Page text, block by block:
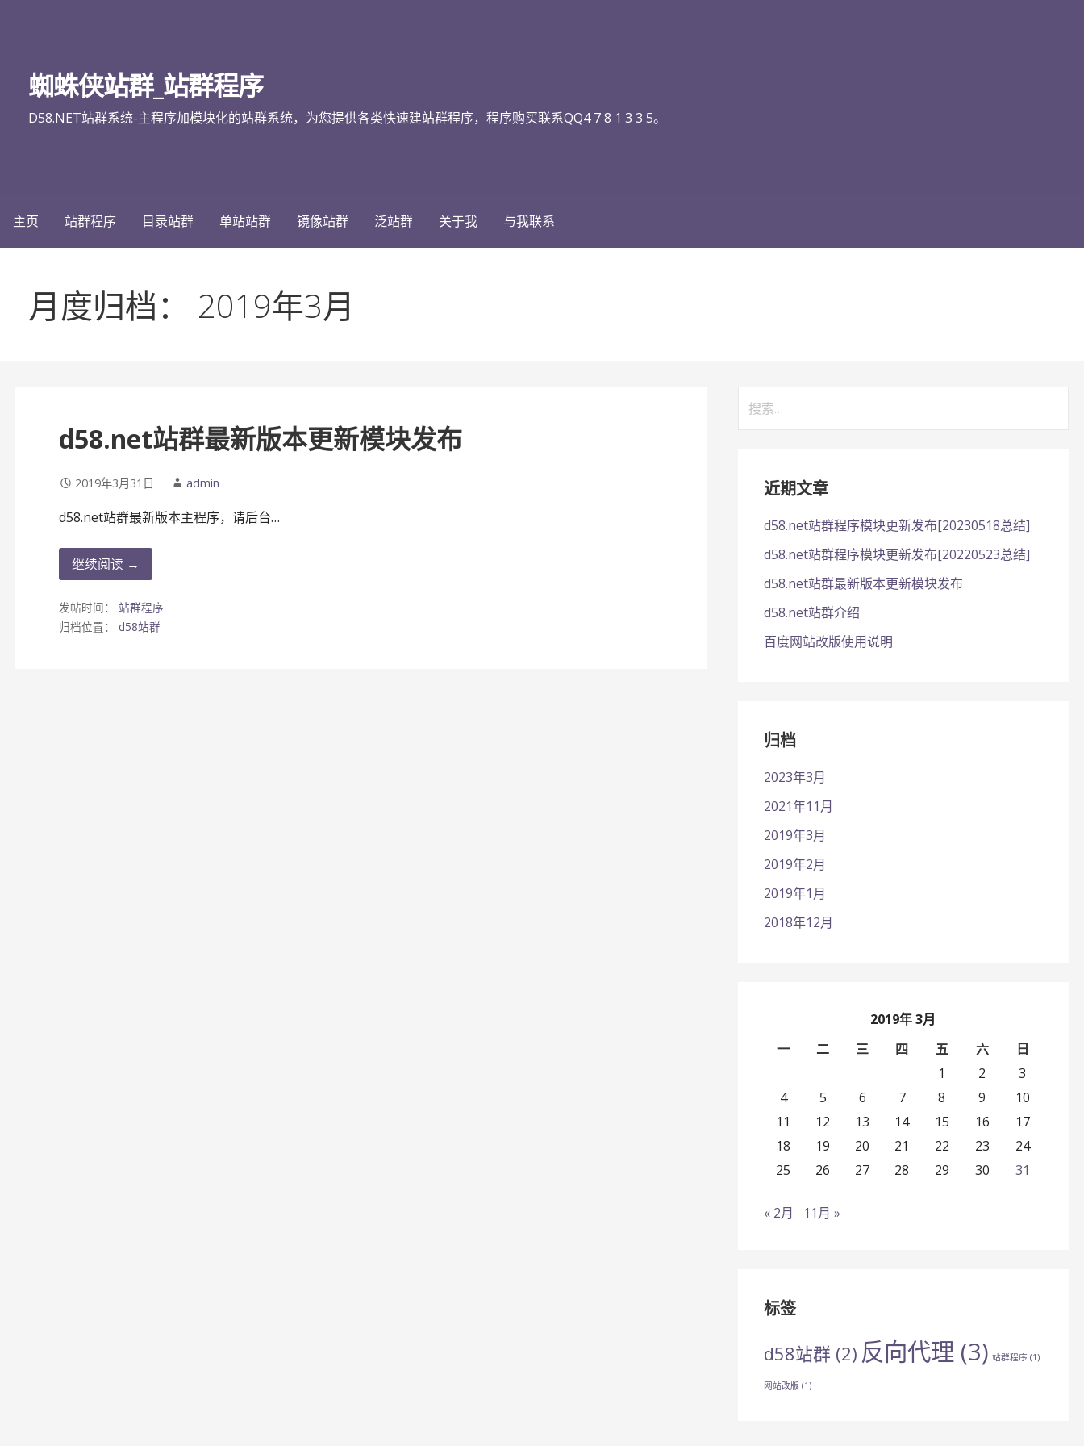
蜘蛛侠站群_站群程序
D58.NET站群系统-主程序加模块化的站群系统，为您提供各类快速建站群程序，程序购买联系QQ4 7 8 1 3 3 5。
主页 站群程序 目录站群 单站站群 镜像站群 泛站群 关于我 与我联系
月度归档： 2019年3月
d58.net站群最新版本更新模块发布
2019年3月31日 admin
d58.net站群最新版本主程序，请后台…
继续阅读 →
发帖时间： 站群程序
归档位置： d58站群
索：
近期文章
d58.net站群程序模块更新发布[20230518总结]
d58.net站群程序模块更新发布[20220523总结]
d58.net站群最新版本更新模块发布
d58.net站群介绍
百度网站改版使用说明
归档
2023年3月
2021年11月
2019年3月
2019年2月
2019年1月
2018年12月
2019年 3月
一
二 三 四 五 六
日
1
2
3
4
5 6 7 8 9
10
11
12 13 14 15 16
17
18
19 20 21 22 23
24
25
26 27 28 29 30 31
« 2月 11月 »
标签
d58站群 (2) 反向代理(3) 站群程序 (1)
网站改版 (1)